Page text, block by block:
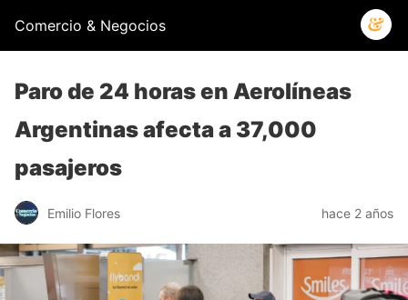
Comercio & Negocios
Paro de 24 horas en Aerolíneas
Argentinas afecta a 37,000
pasajeros
Emilio Flores hace 2 años